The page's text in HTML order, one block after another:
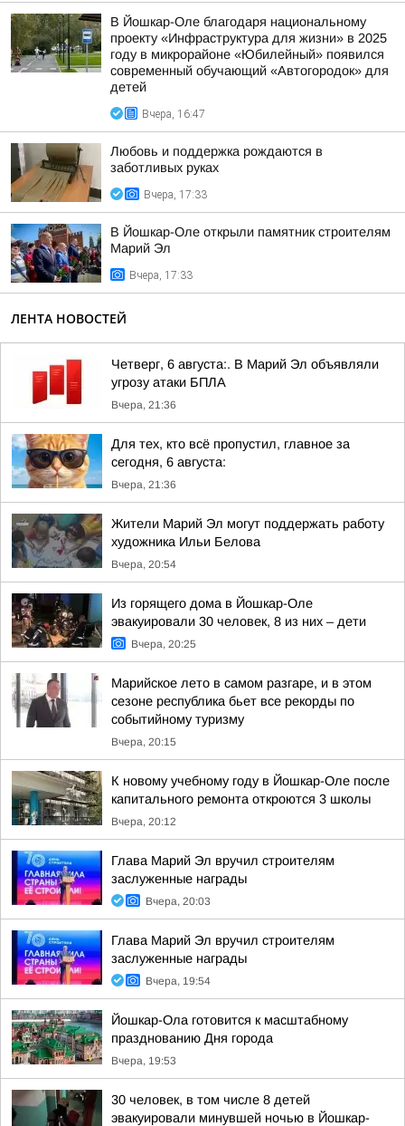
В Йошкар-Оле благодаря национальному
проекту «Инфраструктура для жизни» в 2025
году в микрорайоне «Юбилейный» появился
современный обучающий «Автогородок» для
детей
Вчера, 16:47
Любовь и поддержка рождаются в
заботливых руках
Вчера, 17:33
В Йошкар-Оле открыли памятник строителям
Марий Эл
Вчера, 17:33
ЛЕНТА НОВОСТЕЙ
Четверг, 6 августа:. В Марий Эл объявляли
угрозу атаки БПЛА
Вчера, 21:36
Для тех, кто всё пропустил, главное за
сегодня, 6 августа:
Вчера, 21:36
Жители Марий Эл могут поддержать работу
художника Ильи Белова
Вчера, 20:54
Из горящего дома в Йошкар-Оле
эвакуировали 30 человек, 8 из них – дети
Вчера, 20:25
Марийское лето в самом разгаре, и в этом
сезоне республика бьет все рекорды по
событийному туризму
Вчера, 20:15
К новому учебному году в Йошкар-Оле после
капитального ремонта откроются 3 школы
Вчера, 20:12
Глава Марий Эл вручил строителям
заслуженные награды
Вчера, 20:03
Глава Марий Эл вручил строителям
заслуженные награды
Вчера, 19:54
Йошкар-Ола готовится к масштабному
празднованию Дня города
Вчера, 19:53
30 человек, в том числе 8 детей
эвакуировали минувшей ночью в Йошкар-